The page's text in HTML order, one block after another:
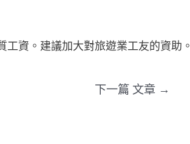
資。建議加大對旅遊業工友的資助。
下一篇 文章 →